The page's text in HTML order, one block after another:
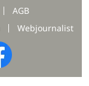
AGB
Webjournalist